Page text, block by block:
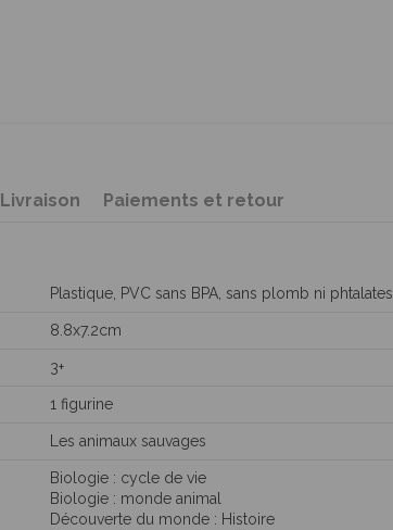
Livraison Paiements et retour
Plastique, PVC sans BPA, sans plomb ni phtalates
8.8x7.2cm
3+
1 figurine
Les animaux sauvages
Biologie : cycle de vie
Biologie : monde animal
Découverte du monde : Histoire